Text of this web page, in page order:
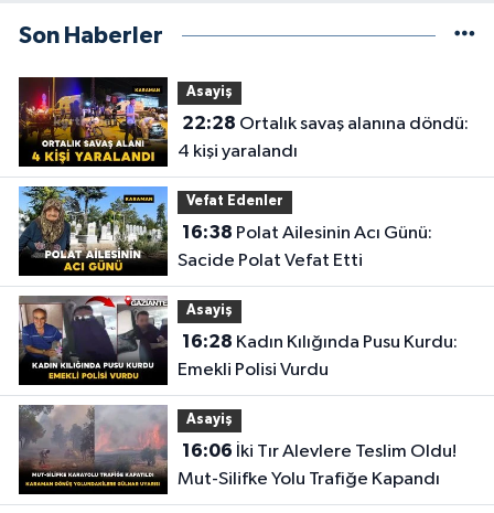
Son Haberler
Asayiş
22:28
4 kişi yaralandı
Vefat Edenler
16:38
Sacide Polat Vefat Etti
Asayiş
16:28
Emekli Polisi Vurdu
Asayiş
16:06
Mut-Silifke Yolu Trafiğe Kapandı